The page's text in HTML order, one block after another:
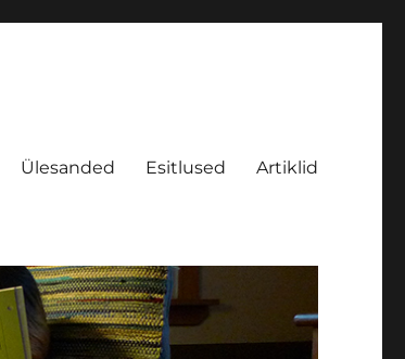
Ülesanded Esitlused Artiklid